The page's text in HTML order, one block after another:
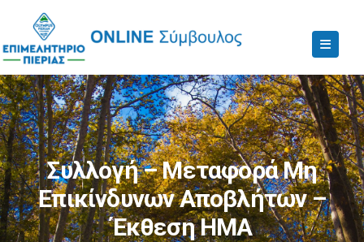
Συλλογή – Μεταφορά Μη
Επικίνδυνων Αποβλήτων –
Έκθεση ΗΜΑ